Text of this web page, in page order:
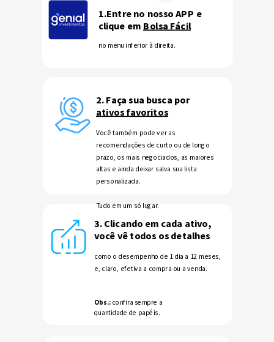
3. Clicando em cada ativo,
você vê todos os detalhes
como o desempenho de 1 dia a 12 meses,
e, claro, efetiva a compra ou a venda.
Obs.: confira sempre a
quantidade de papéis.
2. Faça sua busca por
ativos favoritos
Você também pode ver as
recomendações de curto ou de longo
prazo, os mais negociados, as maiores
altas e ainda deixar salva sua lista
personalizada.
Tudo em um só lugar.
1.Entre no nosso APP e
clique em Bolsa Fácil
no menu inferior à direita.